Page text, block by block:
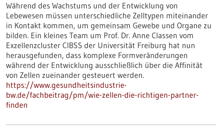
Während des Wachstums und der Entwicklung von
Lebewesen müssen unterschiedliche Zelltypen miteinander
in Kontakt kommen, um gemeinsam Gewebe und Organe zu
bilden. Ein kleines Team um Prof. Dr. Anne Classen vom
Exzellenzcluster CIBSS der Universität Freiburg hat nun
herausgefunden, dass komplexe Formveränderungen
während der Entwicklung ausschließlich über die Affinität
von Zellen zueinander gesteuert werden.
https://www.gesundheitsindustrie-
bw.de/fachbeitrag/pm/wie-zellen-die-richtigen-partner-
finden